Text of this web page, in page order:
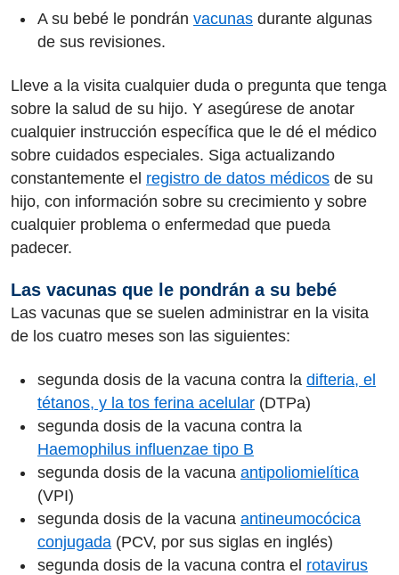
A su bebé le pondrán vacunas durante algunas
de sus revisiones.
Lleve a la visita cualquier duda o pregunta que tenga
sobre la salud de su hijo. Y asegúrese de anotar
cualquier instrucción específica que le dé el médico
sobre cuidados especiales. Siga actualizando
constantemente el registro de datos médicos de su
hijo, con información sobre su crecimiento y sobre
cualquier problema o enfermedad que pueda
padecer.
Las vacunas que le pondrán a su bebé
Las vacunas que se suelen administrar en la visita
de los cuatro meses son las siguientes:
segunda dosis de la vacuna contra la difteria, el
tétanos, y la tos ferina acelular (DTPa)
segunda dosis de la vacuna contra la
Haemophilus influenzae tipo B
segunda dosis de la vacuna antipoliomielítica
(VPI)
segunda dosis de la vacuna antineumocócica
conjugada (PCV, por sus siglas en inglés)
segunda dosis de la vacuna contra el rotavirus